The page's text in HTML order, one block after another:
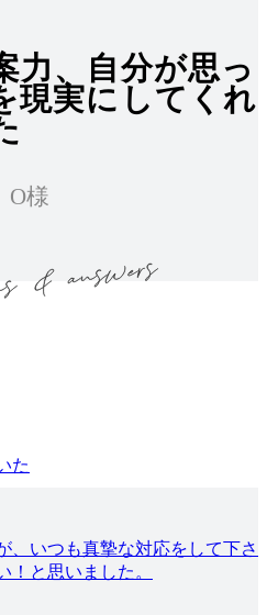
力、自分が思っ
現実にしてくれ
様
た
、いつも真摯な対応をして下さ
！と思いました。